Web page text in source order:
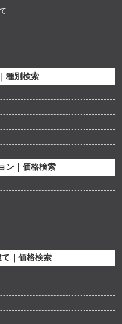
種別検索
ン｜価格検索
｜価格検索